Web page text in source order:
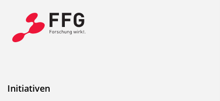
Initiativen